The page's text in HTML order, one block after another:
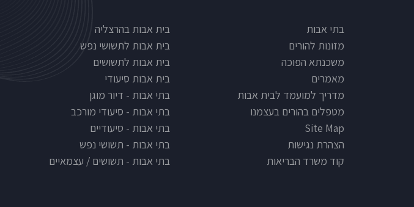
Footer
בתי אבות
מזונות להורים
משכנתא הפוכה
מאמרים
מדריך למועמד לבית אבות
מטפלים בהורים בעצמנו
Site Map
הצהרת נגישות
קוד משרד הבריאות
Nursinghouse type
בית אבות בהרצליה
בית אבות לתשושי נפש
בית אבות לתשושים
בית אבות סיעודי
בתי אבות - דיור מוגן
בתי אבות - סיעודי מורכב
בתי אבות - סיעודיים
בתי אבות - תשושי נפש
בתי אבות - תשושים / עצמאיים